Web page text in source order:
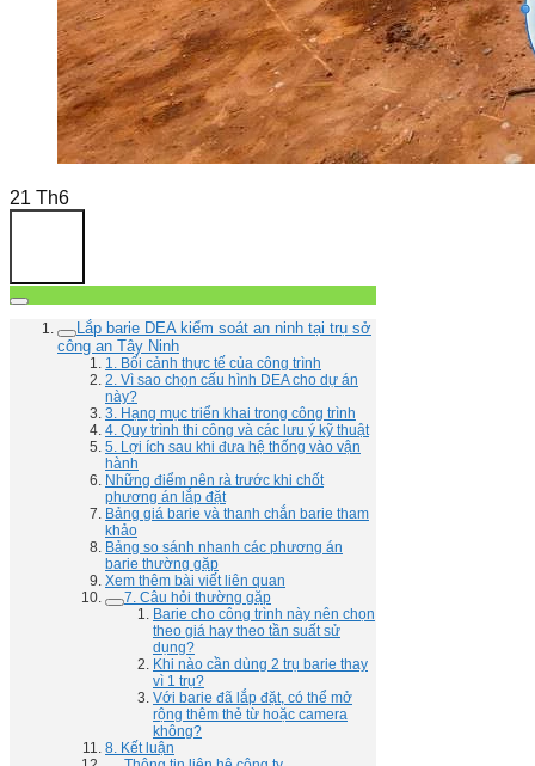
21 Th6
Lắp barie DEA kiểm soát an ninh tại trụ sở
công an Tây Ninh
1. Bối cảnh thực tế của công trình
2. Vì sao chọn cấu hình DEA cho dự án
này?
3. Hạng mục triển khai trong công trình
4. Quy trình thi công và các lưu ý kỹ thuật
5. Lợi ích sau khi đưa hệ thống vào vận
hành
Những điểm nên rà trước khi chốt
phương án lắp đặt
Bảng giá barie và thanh chắn barie tham
khảo
Bảng so sánh nhanh các phương án
barie thường gặp
Xem thêm bài viết liên quan
7. Câu hỏi thường gặp
Barie cho công trình này nên chọn
theo giá hay theo tần suất sử
dụng?
Khi nào cần dùng 2 trụ barie thay
vì 1 trụ?
Với barie đã lắp đặt, có thể mở
rộng thêm thẻ từ hoặc camera
không?
8. Kết luận